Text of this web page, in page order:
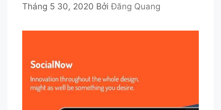
Tháng 5 30, 2020 BởiĐăng Quang